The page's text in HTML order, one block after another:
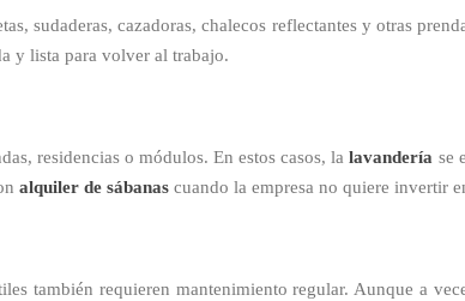
sudaderas, cazadoras, chalecos reflectantes y otras
y lista para volver al trabajo.
residencias o módulos. En estos casos, lalavandería se
alquiler de sábanas cuando la empresa no quiere invertir
también requieren mantenimiento regular. Aunque a